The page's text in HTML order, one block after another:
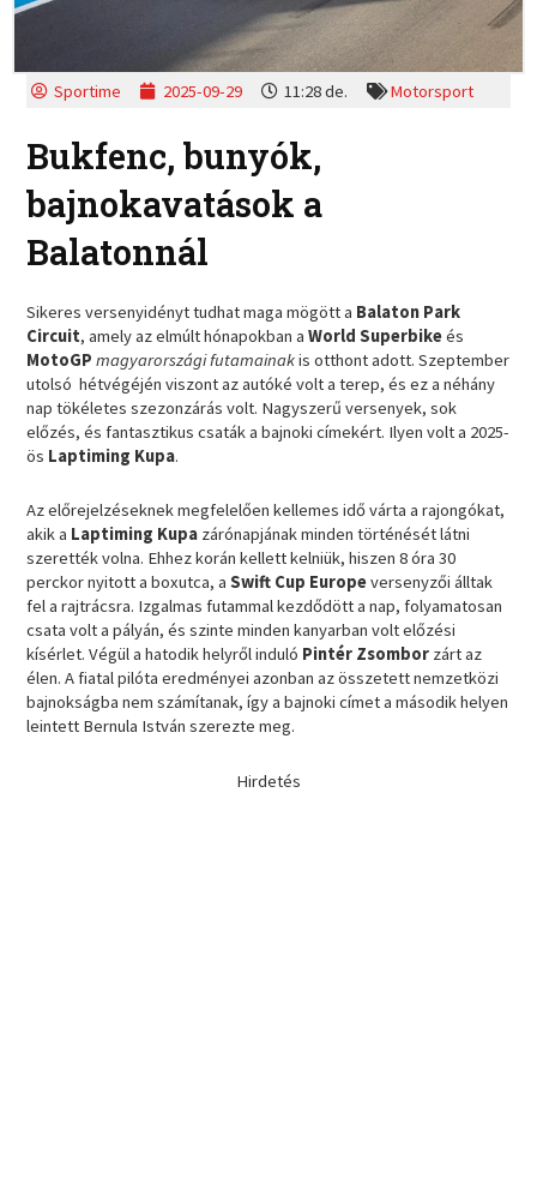
Sportime 2025-09-29 11:28 de. Motorsport
Bukfenc, bunyók,
bajnokavatások a
Balatonnál
Sikeres versenyidényt tudhat maga mögött a Balaton Park
Circuit, amely az elmúlt hónapokban aWorld Superbikeés
MotoGP magyarországi futamainakis otthont adott. Szeptember
utolsó hétvégéjén viszont az autóké volt a terep, és ez a néhány
nap tökéletes szezonzárás volt. Nagyszerű versenyek, sok
előzés, és fantasztikus csaták a bajnoki címekért. Ilyen volt a 2025-
ös Laptiming Kupa.
Az előrejelzéseknek megfelelően kellemes idő várta a rajongókat,
akik a Laptiming Kupa zárónapjának minden történését látni
szerették volna. Ehhez korán kellett kelniük, hiszen 8 óra 30
perckor nyitott a boxutca, aSwift Cup Europeversenyzői álltak
fel a rajtrácsra. Izgalmas futammal kezdődött a nap, folyamatosan
csata volt a pályán, és szinte minden kanyarban volt előzési
kísérlet. Végül a hatodik helyről induló Pintér Zsombor zárt az
élen. A fiatal pilóta eredményei azonban az összetett nemzetközi
bajnokságba nem számítanak, így a bajnoki címet a második helyen
leintett Bernula István szerezte meg.
Hirdetés